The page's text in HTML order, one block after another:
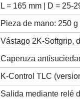
L = 165 mm | D = 25-
Pieza de mano: 250
Vástago 2K-Softgrip,
Caperuza
K-Control TLC
Salida mediante relé